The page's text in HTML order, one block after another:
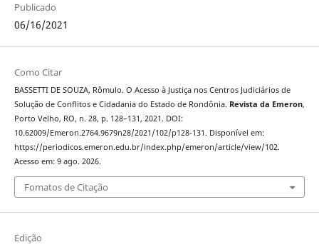
Publicado
06/16/2021
Como Citar
BASSETTI DE SOUZA, Rômulo. O Acesso à Justiça nos Centros Judiciários de
Solução de Conflitos e Cidadania do Estado de Rondônia. Revista da Emeron,
Porto Velho, RO, n. 28, p. 128–131, 2021. DOI:
10.62009/Emeron.2764.9679n28/2021/102/p128-131. Disponível em:
https://periodicos.emeron.edu.br/index.php/emeron/article/view/102.
Acesso em: 9 ago. 2026.
Fomatos de Citação
Edição